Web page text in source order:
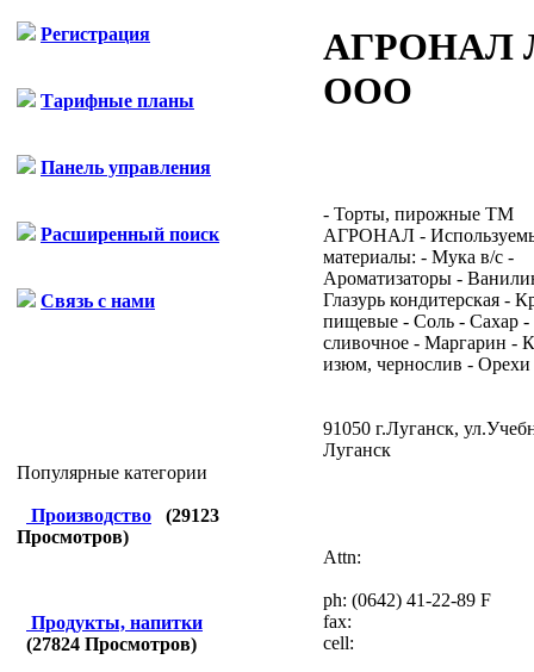
Регистрация
Тарифные планы
Панель управления
Расширенный поиск
Связь с нами
Популярные категории
Производство (29123
Просмотров)
Продукты, напитки
(27824 Просмотров)
АГРОНАЛ
ООО
- Торты, пирожные ТМ
АГРОНАЛ -
материалы: - Мука в/с -
Ароматизаторы -
Глазурь кондитерская -
пищевые - Соль - Сахар
сливочное - Маргарин -
изюм, чернослив - Орехи
91050 г.Луганск,
Луганск
Attn:
ph: (0642) 41-22-89 F
fax:
cell: